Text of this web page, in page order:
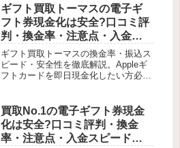
化したい人の間で注目されているのが
ソクフリです。本記事では、ソクフリ
の基...
ギフト買取トーマスの電子ギ
フト券現金化は安全?口コミ評
判・換金率・注意点・入金ス
ピードなど徹底解説【最新
版】
ギフト買取トーマスの換金率・振込ス
ピード・安全性を徹底解説。Appleギ
フトカードを即日現金化したい方必
をメインに取り扱う電子ギフト券現金
化の即日現金化サー...
買取No.1の電子ギフト券現金
化は安全?口コミ評判・換金
率・注意点・入金スピードな